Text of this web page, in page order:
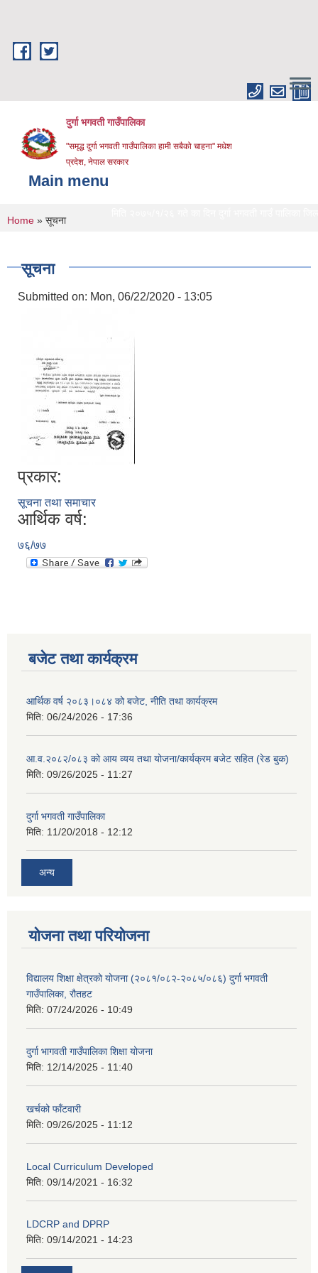
दुर्गा भगवती गाउँपालिका
"समृद्ध दुर्गा भगवती गाउँपालिका हामी सबैको चाहना" मधेश
प्रदेश, नेपाल सरकार
Main menu
You are here
Home » सूचना
सूचना
Submitted on: Mon, 06/22/2020 - 13:05
प्रकार:
सूचना तथा समाचार
आर्थिक वर्ष:
७६/७७
बजेट तथा कार्यक्रम
आर्थिक वर्ष २०८३।०८४ को बजेट, नीति तथा कार्यक्रम
मिति: 06/24/2026 - 17:36
आ.व.२०८२/०८३ को आय व्यय तथा योजना/कार्यक्रम बजेट सहित (रेड बुक)
मिति: 09/26/2025 - 11:27
दुर्गा भगवती गाउँपालिका
मिति: 11/20/2018 - 12:12
अन्य
योजना तथा परियोजना
विद्यालय शिक्षा क्षेत्रको योजना (२०८१/०८२-२०८५/०८६) दुर्गा भगवती
गाउँपालिका, रौतहट
मिति: 07/24/2026 - 10:49
दुर्गा भागवती गाउँपालिका शिक्षा योजना
मिति: 12/14/2025 - 11:40
खर्चको फाँटवारी
मिति: 09/26/2025 - 11:12
Local Curriculum Developed
मिति: 09/14/2021 - 16:32
LDCRP and DPRP
मिति: 09/14/2021 - 14:23